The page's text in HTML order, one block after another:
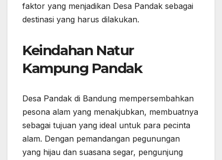
faktor yang menjadikan Desa Pandak sebagai
destinasi yang harus dilakukan.
Keindahan Natur
Kampung Pandak
Desa Pandak di Bandung mempersembahkan
pesona alam yang menakjubkan, membuatnya
sebagai tujuan yang ideal untuk para pecinta
alam. Dengan pemandangan pegunungan
yang hijau dan suasana segar, pengunjung